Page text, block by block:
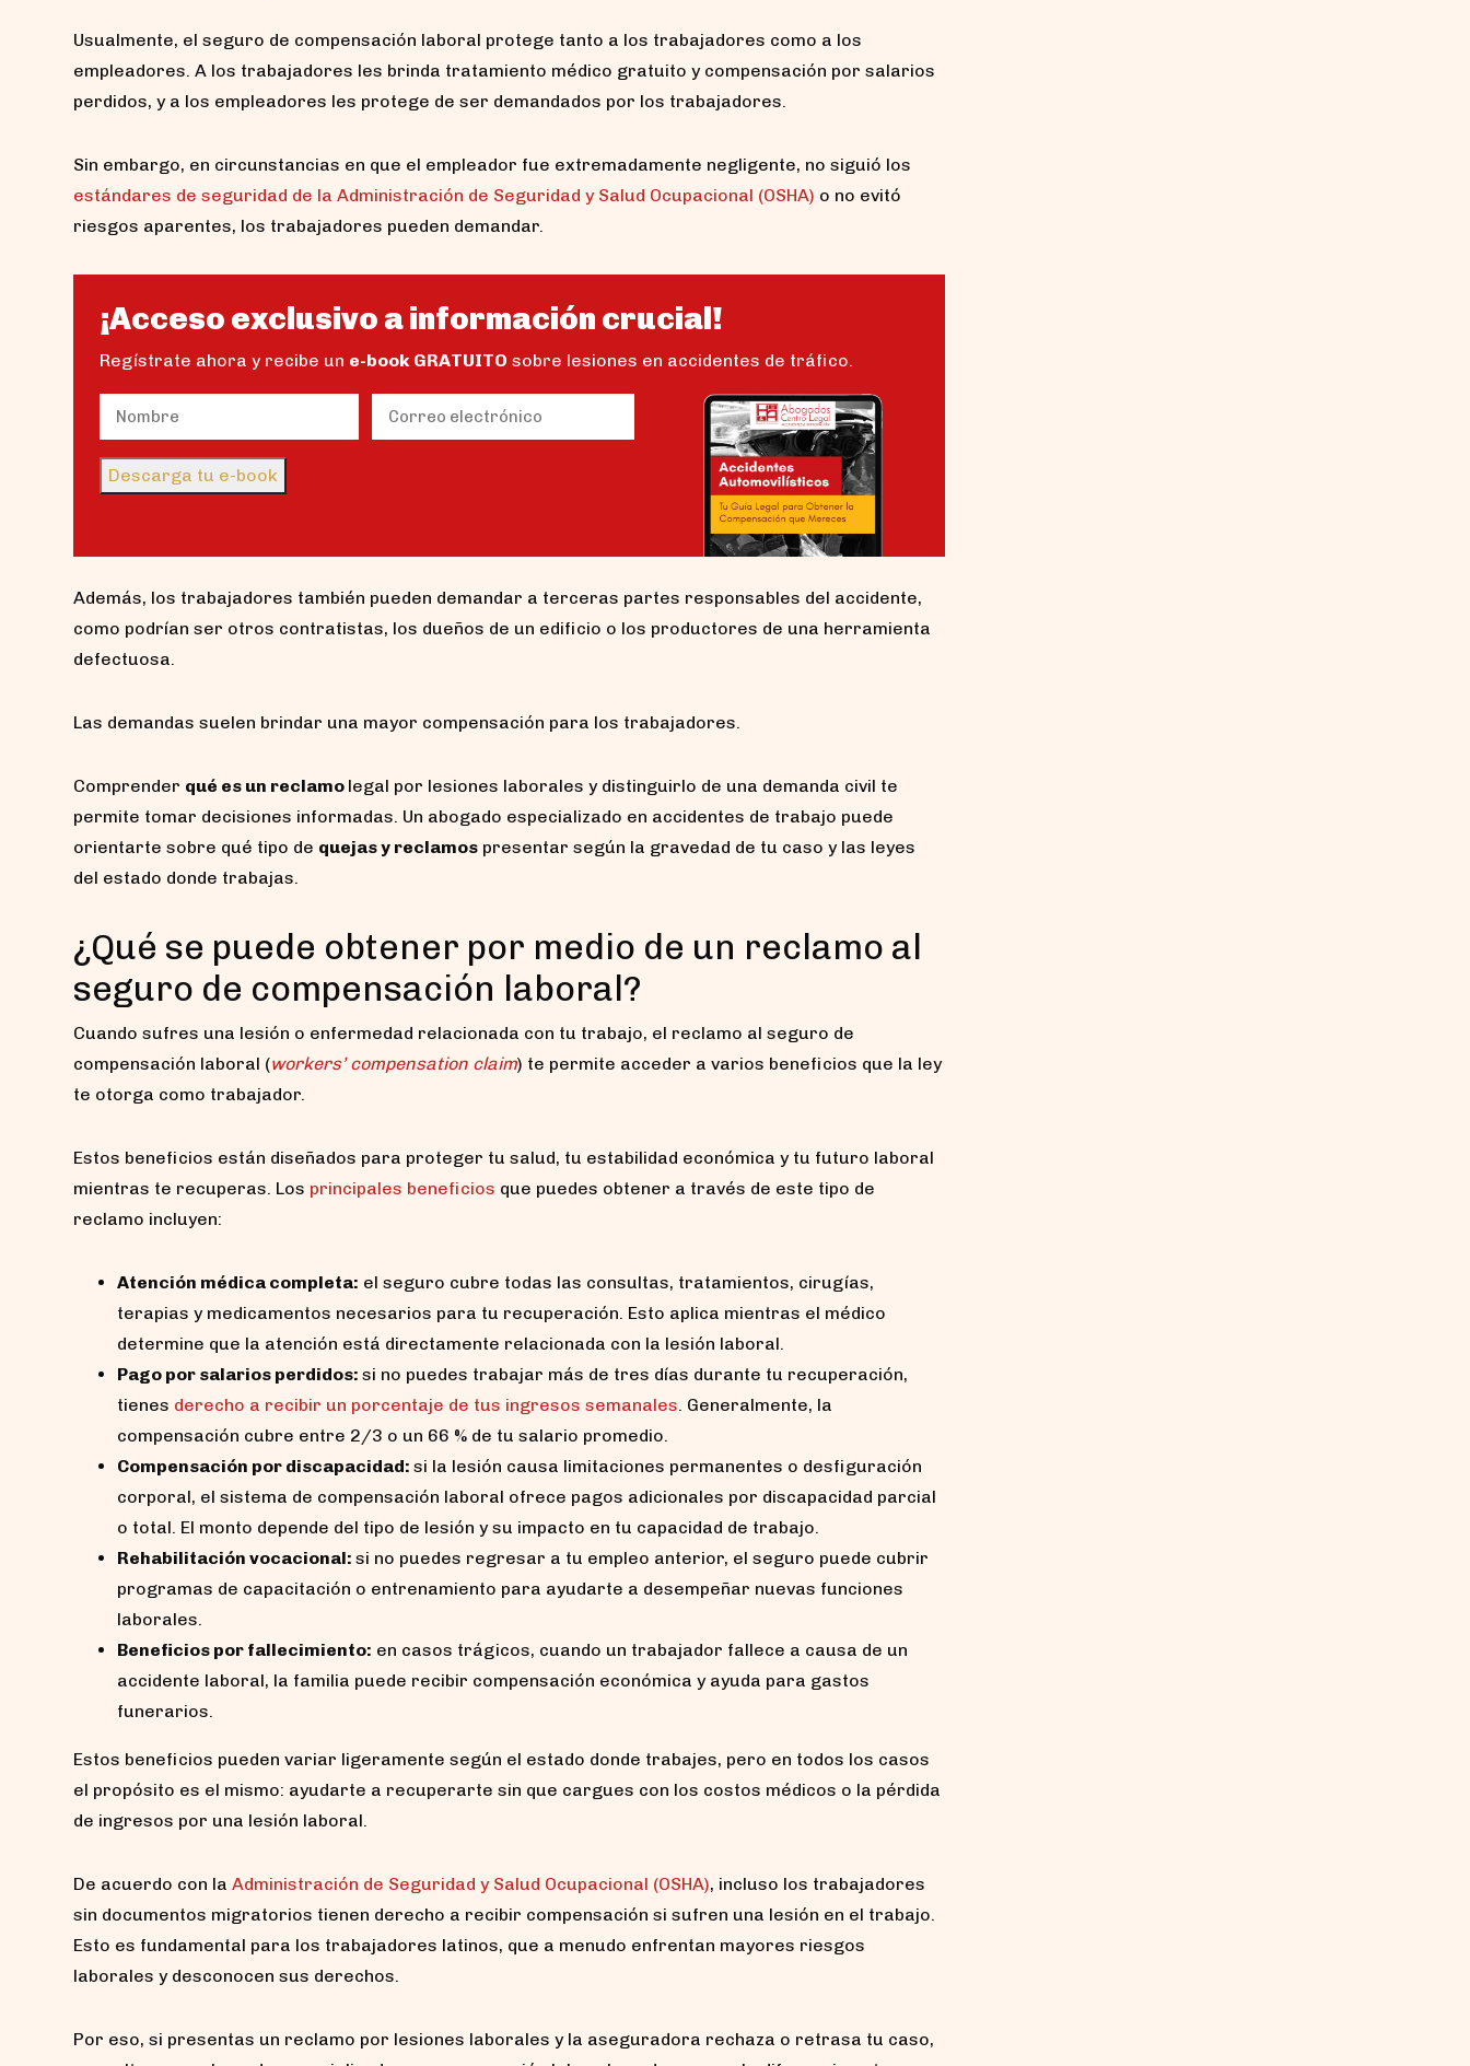
Usualmente, el seguro de compensación laboral protege tanto a los trabajadores como a los
empleadores. A los trabajadores les brinda tratamiento médico gratuito y compensación por salarios
perdidos, y a los empleadores les protege de ser demandados por los trabajadores.
Sin embargo, en circunstancias en que el empleador fue extremadamente negligente, no siguió los
estándares de seguridad de la Administración de Seguridad y Salud Ocupacional (OSHA) o no evitó
riesgos aparentes, los trabajadores pueden demandar.
¡Acceso exclusivo a información crucial!
Regístrate ahora y recibe un e-book GRATUITO sobre lesiones en accidentes de tráfico.
Name (Obligatorio)
Nombre
Email (Obligatorio)
Descarga tu e-book
Además, los trabajadores también pueden demandar a terceras partes responsables del accidente,
como podrían ser otros contratistas, los dueños de un edificio o los productores de una herramienta
defectuosa.
Las demandas suelen brindar una mayor compensación para los trabajadores.
Comprender qué es un reclamo legal por lesiones laborales y distinguirlo de una demanda civil te
permite tomar decisiones informadas. Un abogado especializado en accidentes de trabajo puede
orientarte sobre qué tipo de quejas y reclamos presentar según la gravedad de tu caso y las leyes
del estado donde trabajas.
¿Qué se puede obtener por medio de un reclamo al
seguro de compensación laboral?
Cuando sufres una lesión o enfermedad relacionada con tu trabajo, el reclamo al seguro de
compensación laboral (workers’ compensation claim) te permite acceder a varios beneficios que la ley
te otorga como trabajador.
Estos beneficios están diseñados para proteger tu salud, tu estabilidad económica y tu futuro laboral
mientras te recuperas. Los principales beneficios que puedes obtener a través de este tipo de
reclamo incluyen:
Atención médica completa: el seguro cubre todas las consultas, tratamientos, cirugías,
terapias y medicamentos necesarios para tu recuperación. Esto aplica mientras el médico
determine que la atención está directamente relacionada con la lesión laboral.
Pago por salarios perdidos: si no puedes trabajar más de tres días durante tu recuperación,
tienes derecho a recibir un porcentaje de tus ingresos semanales. Generalmente, la
compensación cubre entre 2/3 o un 66 % de tu salario promedio.
Compensación por discapacidad: si la lesión causa limitaciones permanentes o desfiguración
corporal, el sistema de compensación laboral ofrece pagos adicionales por discapacidad parcial
o total. El monto depende del tipo de lesión y su impacto en tu capacidad de trabajo.
Rehabilitación vocacional: si no puedes regresar a tu empleo anterior, el seguro puede cubrir
programas de capacitación o entrenamiento para ayudarte a desempeñar nuevas funciones
laborales.
Beneficios por fallecimiento: en casos trágicos, cuando un trabajador fallece a causa de un
accidente laboral, la familia puede recibir compensación económica y ayuda para gastos
funerarios.
Estos beneficios pueden variar ligeramente según el estado donde trabajes, pero en todos los casos
el propósito es el mismo: ayudarte a recuperarte sin que cargues con los costos médicos o la pérdida
de ingresos por una lesión laboral.
De acuerdo con la Administración de Seguridad y Salud Ocupacional (OSHA), incluso los trabajadores
sin documentos migratorios tienen derecho a recibir compensación si sufren una lesión en el trabajo.
Esto es fundamental para los trabajadores latinos, que a menudo enfrentan mayores riesgos
laborales y desconocen sus derechos.
Por eso, si presentas un reclamo por lesiones laborales y la aseguradora rechaza o retrasa tu caso,